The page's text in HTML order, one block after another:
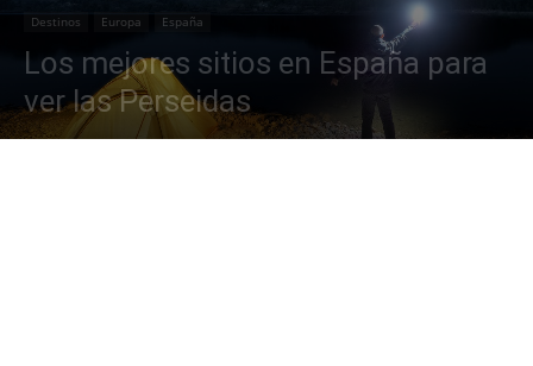
Destinos Europa España
Los mejores sitios en España para
ver las Perseidas